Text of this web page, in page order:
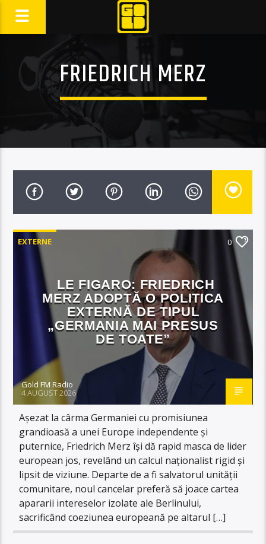
FRIEDRICH MERZ
EXTERNE 0
LE FIGARO: FRIEDRICH
MERZ ADOPTĂ O POLITICA
EXTERNĂ DE TIPUL
„GERMANIA MAI PRESUS
DE TOATE”
Gold FM Radio
4 AUGUST 2026
Așezat la cârma Germaniei cu promisiunea
grandioasă a unei Europe independente și
puternice, Friedrich Merz își dă rapid masca de lider
european jos, revelând un calcul naționalist rigid și
lipsit de viziune. Departe de a fi salvatorul unității
comunitare, noul cancelar preferă să joace cartea
apararii intereselor izolate ale Berlinului,
sacrificând coeziunea europeană pe altarul […]